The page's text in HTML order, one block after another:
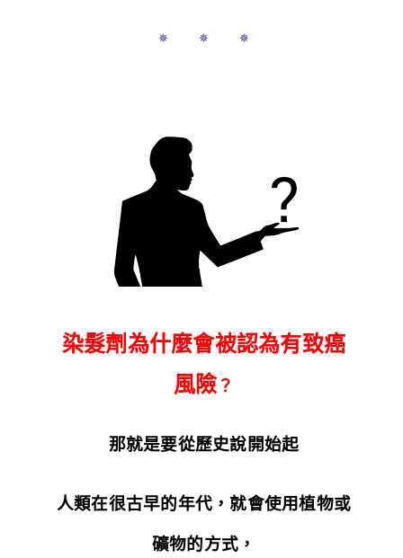
✵ ✵ ✵
染髮劑為什麼會被認為有致癌
風險？
那就是要從歷史說開始起
人類在很古早的年代，就會使用植物或
礦物的方式，